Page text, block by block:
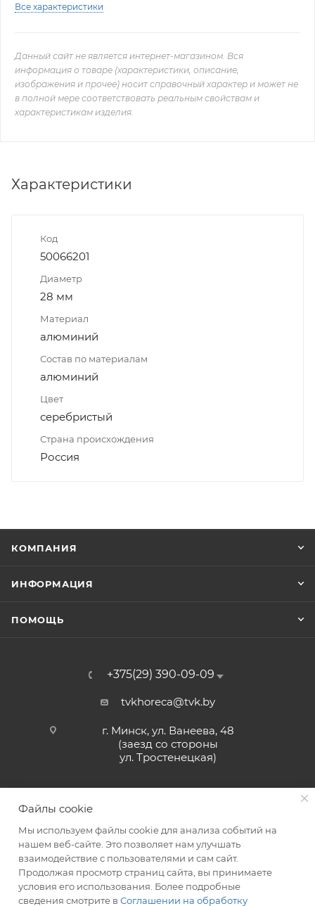
Все характеристики
Данный сайт не является интернет-магазином. Вся
информация о товаре (характеристики, описание,
изображения и прочее) носит справочный характер и может не
в полной мере соответствовать реальным свойствам и
характеристикам изделия.
Характеристики
Код
50066201
Диаметр
28 мм
Материал
алюминий
Состав по материалам
алюминий
Цвет
серебристый
Страна происхождения
Россия
КОМПАНИЯ
ИНФОРМАЦИЯ
ПОМОЩЬ
+375(29) 390-09-09
tvkhoreca@tvk.by
г. Минск, ул. Ванеева, 48
(заезд со стороны
ул. Тростенецкая)
2026 © ЗАО «ТВК»
Файлы cookie
Мы используем файлы cookie для анализа событий на
нашем веб-сайте. Это позволяет нам улучшать
взаимодействие с пользователями и сам сайт.
Продолжая просмотр страниц сайта, вы принимаете
условия его использования. Более подробные
сведения смотрите в Соглашении на обработку